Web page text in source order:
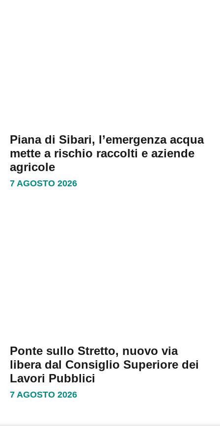
Piana di Sibari, l’emergenza acqua
mette a rischio raccolti e aziende
agricole
7 AGOSTO 2026
Ponte sullo Stretto, nuovo via
libera dal Consiglio Superiore dei
Lavori Pubblici
7 AGOSTO 2026